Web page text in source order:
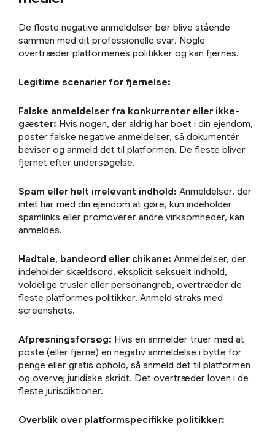
De fleste negative anmeldelser bør blive stående
sammen med dit professionelle svar. Nogle
overtræder platformenes politikker og kan fjernes.
Legitime scenarier for fjernelse:
Falske anmeldelser fra konkurrenter eller ikke-
gæster: Hvis nogen, der aldrig har boet i din ejendom,
poster falske negative anmeldelser, så dokumentér
beviser og anmeld det til platformen. De fleste bliver
fjernet efter undersøgelse.
Spam eller helt irrelevant indhold: Anmeldelser, der
intet har med din ejendom at gøre, kun indeholder
spamlinks eller promoverer andre virksomheder, kan
anmeldes.
Hadtale, bandeord eller chikane: Anmeldelser, der
indeholder skældsord, eksplicit seksuelt indhold,
voldelige trusler eller personangreb, overtræder de
fleste platformes politikker. Anmeld straks med
screenshots.
Afpresningsforsøg: Hvis en anmelder truer med at
poste (eller fjerne) en negativ anmeldelse i bytte for
penge eller gratis ophold, så anmeld det til platformen
og overvej juridiske skridt. Det overtræder loven i de
fleste jurisdiktioner.
Overblik over platformspecifikke politikker: